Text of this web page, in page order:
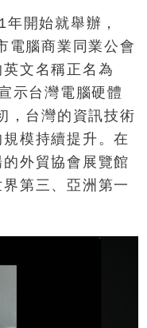
開始就舉辦，
電腦商業同業公會
文名稱正名為
示台灣電腦硬體
，台灣的資訊技術
模持續提升。在
外貿協會展覽館
第三、亞洲第一